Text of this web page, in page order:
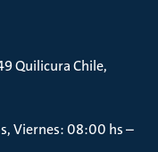
Quilicura Chile
Viernes: 08:00 hs –